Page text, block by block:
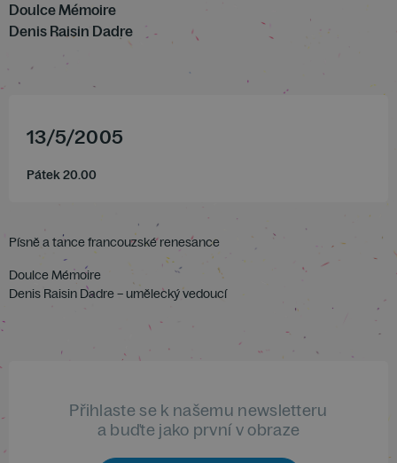
Doulce Mémoire
Denis Raisin Dadre
13/5/2005
Pátek 20.00
Písně a tance francouzské renesance
Doulce Mémoire
Denis Raisin Dadre – umělecký vedoucí
Přihlaste se k našemu newsletteru
a buďte jako první v obraze